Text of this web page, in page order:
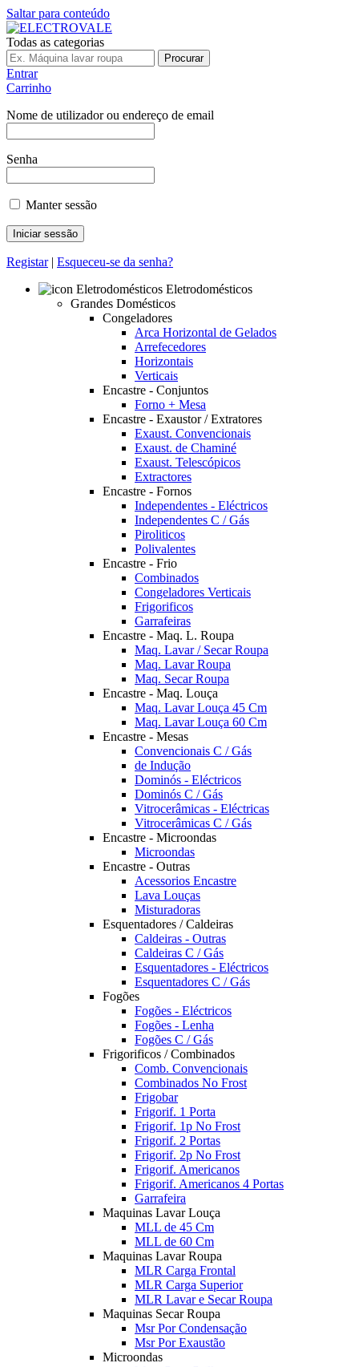
Saltar para conteúdo
Todas as categorias
Procurar
Entrar
Carrinho
Nome de utilizador ou endereço de email
Senha
Manter sessão
Registar| Esqueceu-se da senha?
Eletrodomésticos
Grandes Domésticos
Congeladores
Arca Horizontal de Gelados
Arrefecedores
Horizontais
Verticais
Encastre - Conjuntos
Forno + Mesa
Encastre - Exaustor / Extratores
Exaust. Convencionais
Exaust. de Chaminé
Exaust. Telescópicos
Extractores
Encastre - Fornos
Independentes - Eléctricos
Independentes C / Gás
Piroliticos
Polivalentes
Encastre - Frio
Combinados
Congeladores Verticais
Frigorificos
Garrafeiras
Encastre - Maq. L. Roupa
Maq. Lavar / Secar Roupa
Maq. Lavar Roupa
Maq. Secar Roupa
Encastre - Maq. Louça
Maq. Lavar Louça 45 Cm
Maq. Lavar Louça 60 Cm
Encastre - Mesas
Convencionais C / Gás
de Indução
Dominós - Eléctricos
Dominós C / Gás
Vitrocerâmicas - Eléctricas
Vitrocerâmicas C / Gás
Encastre - Microondas
Microondas
Encastre - Outras
Acessorios Encastre
Lava Louças
Misturadoras
Esquentadores / Caldeiras
Caldeiras - Outras
Caldeiras C / Gás
Esquentadores - Eléctricos
Esquentadores C / Gás
Fogões
Fogões - Eléctricos
Fogões - Lenha
Fogões C / Gás
Frigorificos / Combinados
Comb. Convencionais
Combinados No Frost
Frigobar
Frigorif. 1 Porta
Frigorif. 1p No Frost
Frigorif. 2 Portas
Frigorif. 2p No Frost
Frigorif. Americanos
Frigorif. Americanos 4 Portas
Garrafeira
Maquinas Lavar Louça
MLL de 45 Cm
MLL de 60 Cm
Maquinas Lavar Roupa
MLR Carga Frontal
MLR Carga Superior
MLR Lavar e Secar Roupa
Maquinas Secar Roupa
Msr Por Condensação
Msr Por Exaustão
Microondas